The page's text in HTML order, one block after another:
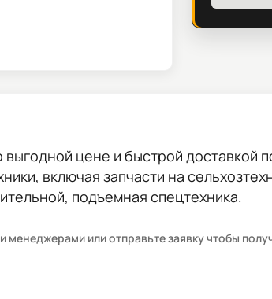
выгодной цене и быстрой доставкой
включая запчасти на
подъемная спецтехника.
менеджерами или отправьте заявку чтобы